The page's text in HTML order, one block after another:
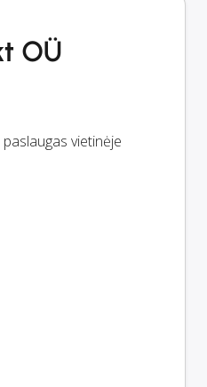
OÜ
vietinėje